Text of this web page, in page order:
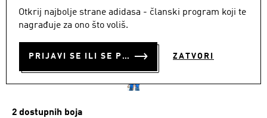
Otkrij najbolje strane adidasa - članski program koji te
nagrađuje za ono što voliš.
PRIJAVI SE ILI SE PRIDRUŽI SADA ZATVORI
DJEČJI DOMAĆI DRES
ITALIJA 26
2 dostupnih boja